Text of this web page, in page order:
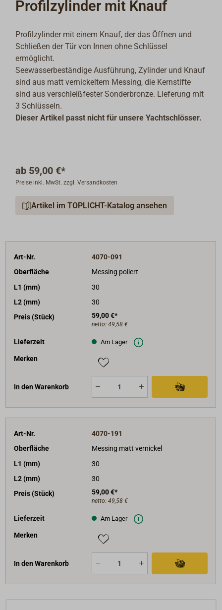
Profilzylinder mit Knauf
Profilzylinder mit einem Knauf, der das Öffnen und
Schließen der Tür von Innen ohne Schlüssel
ermöglicht.
Seewasserbeständige Ausführung, Zylinder und Knauf
sind aus matt vernickeltem Messing, die Kernstifte
sind aus verschleißfester Sonderbronze. Lieferung mit
3 Schlüsseln.
Dieser Artikel passt nicht für unsere Yachtschlösser.
ab 59,00 €*
Preise inkl. MwSt. zzgl. Versandkosten
Artikel im TOPLICHT-Katalog ansehen
Art-Nr.
4070-091
Oberfläche
Messing poliert
L1 (mm)
30
L2 (mm)
30
Preis (Stück)
59,00 €*
netto: 49,58 €
Lieferzeit Am Lager
Merken
In den Warenkorb
Art-Nr.
4070-191
Oberfläche
Messing matt vernickel
L1 (mm)
30
L2 (mm)
30
Preis (Stück)
59,00 €*
netto: 49,58 €
Lieferzeit Am Lager
Merken
In den Warenkorb